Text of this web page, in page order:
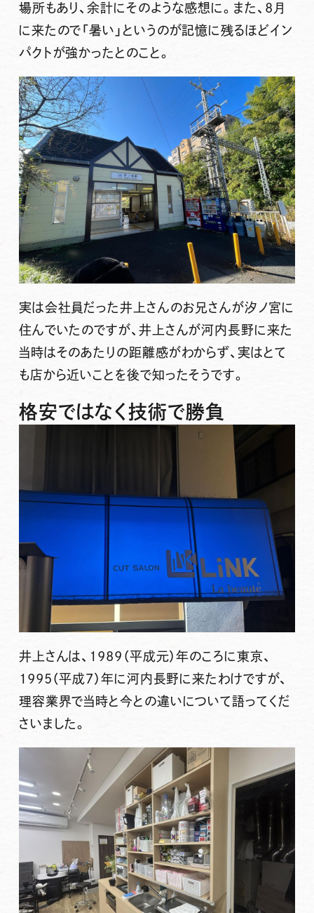
場所もあり、余計にそのような感想に。また、8月
に来たので「暑い」というのが記憶に残るほどイン
パクトが強かったとのこと。
実は会社員だった井上さんのお兄さんが汐ノ宮に
住んでいたのですが、井上さんが河内長野に来た
当時はそのあたりの距離感がわからず、実はとて
も店から近いことを後で知ったそうです。
格安ではなく技術で勝負
井上さんは、1989（平成元）年のころに東京、
1995（平成7）年に河内長野に来たわけですが、
理容業界で当時と今との違いについて語ってくだ
さいました。